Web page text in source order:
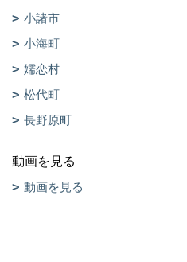
小諸市
小海町
嬬恋村
松代町
長野原町
動画を見る
動画を見る